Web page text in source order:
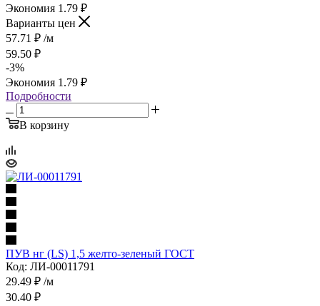
Экономия 1.79 ₽
Варианты цен
57.71 ₽ /м
59.50 ₽
-3%
Экономия 1.79 ₽
Подробности
В корзину
ПУВ нг (LS) 1,5 желто-зеленый ГОСТ
Код: ЛИ-00011791
29.49 ₽ /м
30.40 ₽